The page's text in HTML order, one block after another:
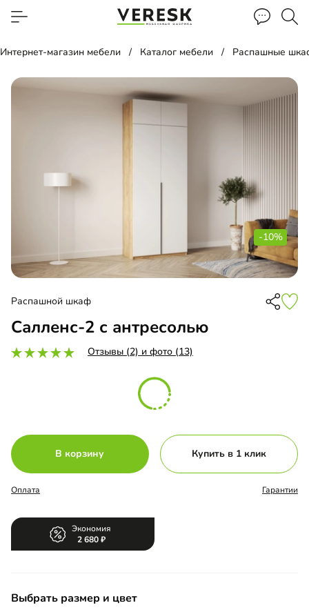
Интернет-магазин мебели Каталог мебели Распашные
-10%
Распашной шкаф
Салленс-2 с антресолью
Отзывы (2) и фото (13)
В корзину Купить в 1 клик
Оплата Гарантии
Экономия
2 680
Выбрать размер и цвет